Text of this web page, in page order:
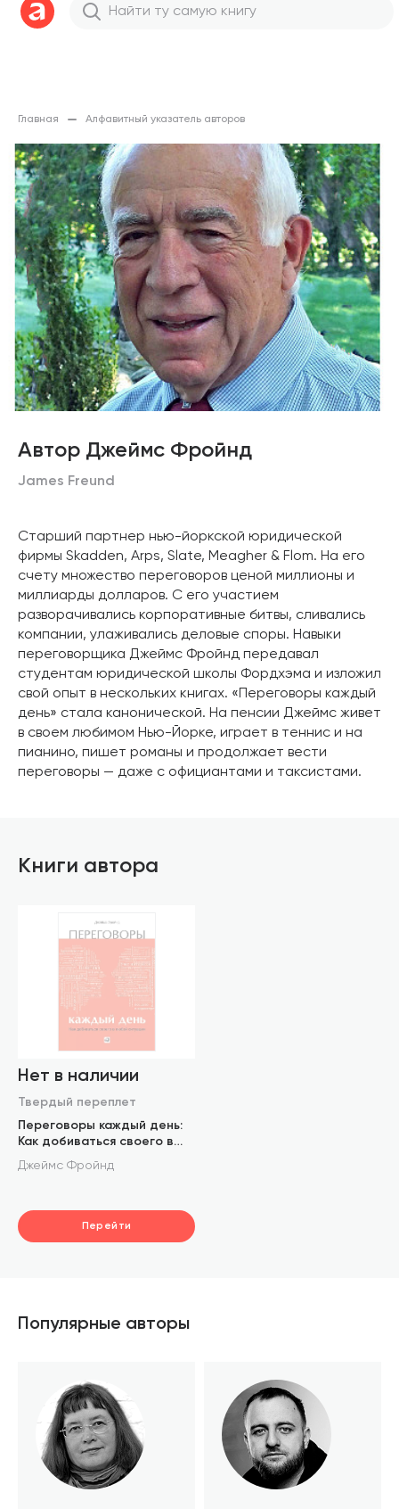
Главная Алфавитный указатель авторов
Автор Джеймс Фройнд
James Freund
Старший партнер нью-йоркской юридической
фирмы Skadden, Arps, Slate, Meagher & Flom. На его
счету множество переговоров ценой миллионы и
миллиарды долларов. С его участием
разворачивались корпоративные битвы, сливались
компании, улаживались деловые споры. Навыки
переговорщика Джеймс Фройнд передавал
студентам юридической школы Фордхэма и изложил
свой опыт в нескольких книгах. «Переговоры каждый
день» стала канонической. На пенсии Джеймс живет
в своем любимом Нью-Йорке, играет в теннис и на
пианино, пишет романы и продолжает вести
переговоры — даже с официантами и таксистами.
Книги автора
Нет в наличии
Твердый переплет
Переговоры каждый день:
Как добиваться своего в
любой ситуации
Джеймс Фройнд
Перейти
Популярные авторы